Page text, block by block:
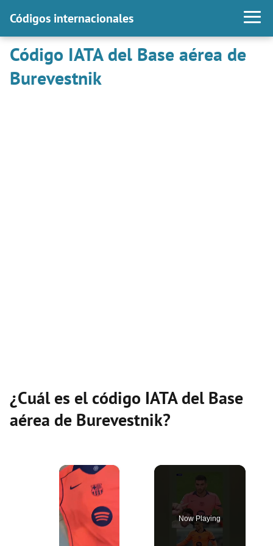
Códigos internacionales
Código IATA del Base aérea de
Burevestnik
¿Cuál es el código IATA del Base
aérea de Burevestnik?
×
Now Playing